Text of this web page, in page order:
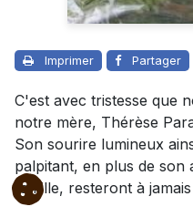
Imprimer Partager
C'est avec tristesse que
notre mère, Thérèse
Son sourire lumineux
palpitant, en plus de
famille, resteront à